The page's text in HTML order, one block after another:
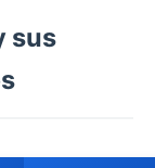
sus